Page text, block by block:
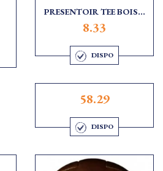
PRESENTOIR TEE BOIS...
8.33
DISPO
58.29
DISPO